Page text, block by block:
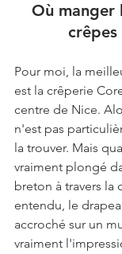
Où manger
crêpes
Pour moi, la
est la crêperie
centre de Nice.
n'est pas
la trouver. Mais
vraiment plongé
breton à travers la
entendu, le
accroché sur un
vraiment